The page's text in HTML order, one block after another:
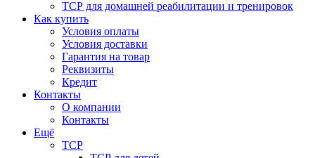
ТСР для домашней реабилитации и тренировок
Как купить
Условия оплаты
Условия доставки
Гарантия на товар
Реквизиты
Кредит
Контакты
О компании
Контакты
Ещё
ТСР